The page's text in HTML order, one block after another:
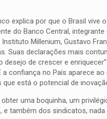
explica por que o Brasil
do Banco Central,
Millenium, Gustavo
Suas declarações mais
de crescer e
a confiança no País aparece
que está o potencial de
uma boquinha, um
e também dos sindicatos,